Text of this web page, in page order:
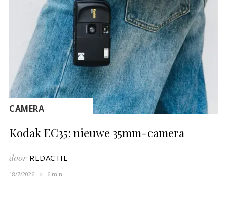
CAMERA
Kodak EC35: nieuwe 35mm-camera
door REDACTIE
18/7/2026 6 min